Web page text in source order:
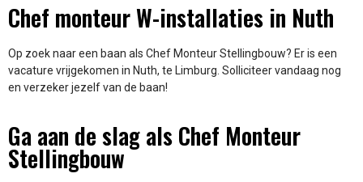
Chef monteur W-installaties in Nuth
Op zoek naar een baan als Chef Monteur Stellingbouw? Er is een
vacature vrijgekomen in Nuth, te Limburg. Solliciteer vandaag nog
en verzeker jezelf van de baan!
Ga aan de slag als Chef Monteur
Stellingbouw